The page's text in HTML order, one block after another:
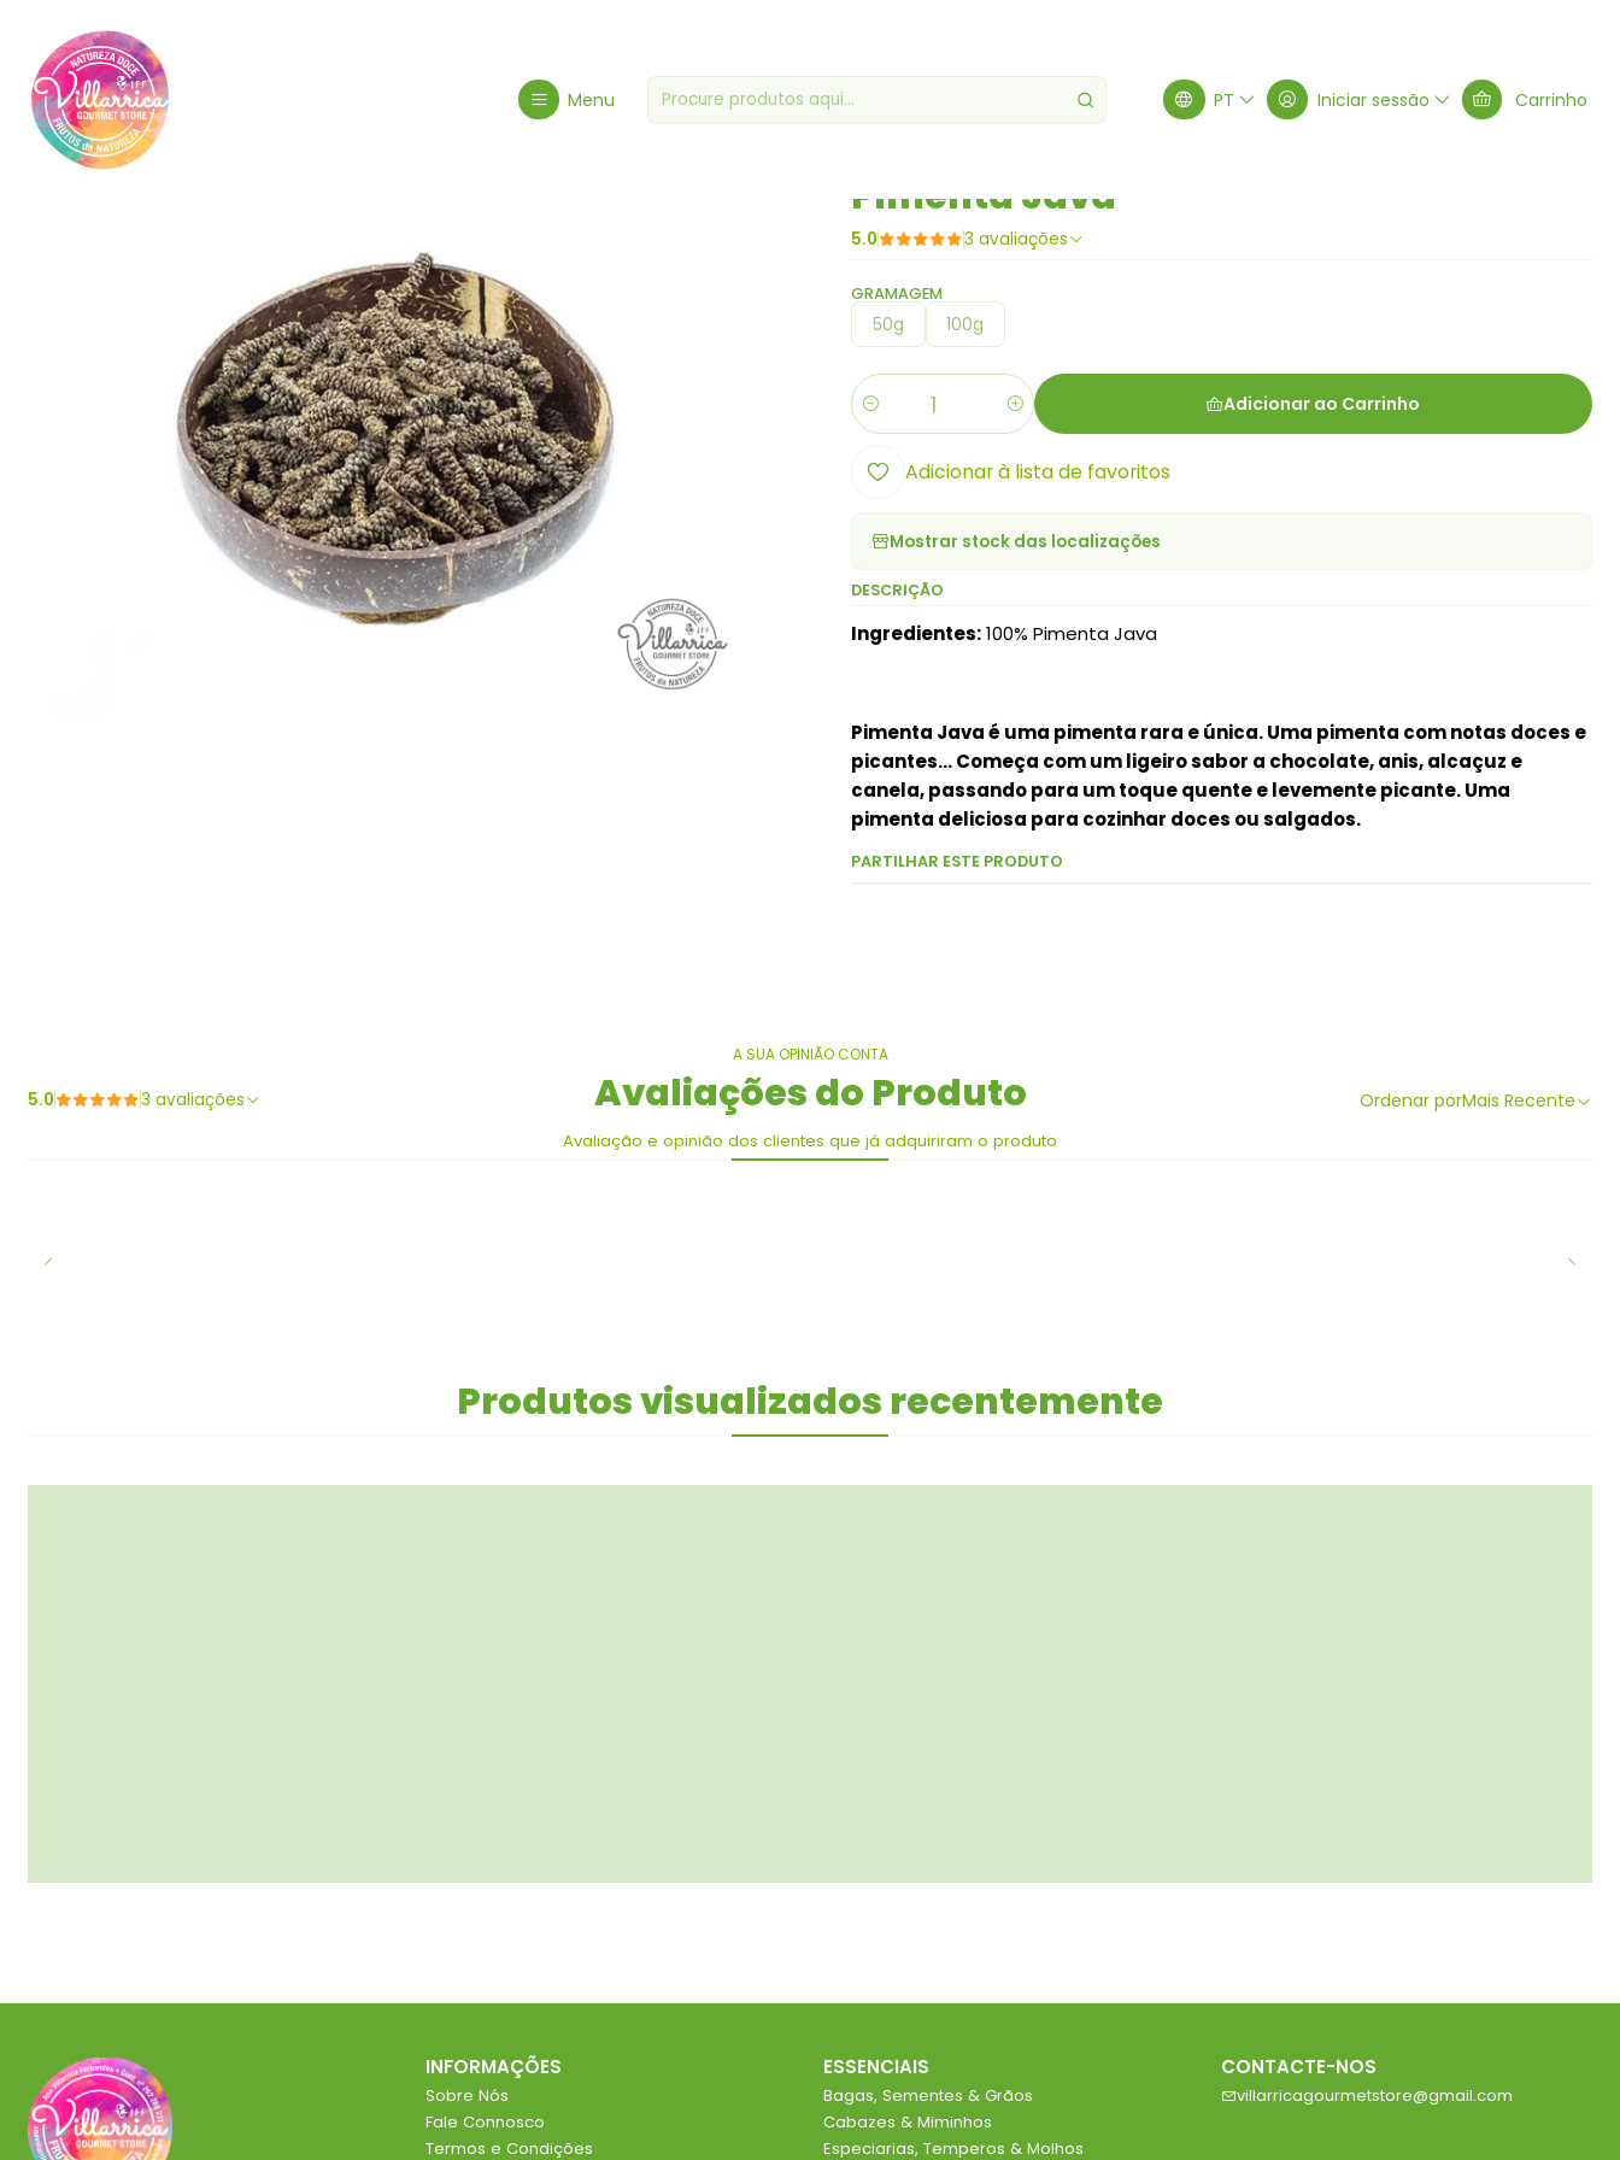
Menu PT Iniciar sessão Carrinho
Pimenta Java
5.0 3 avaliações
GRAMAGEM
50g 100g
Quantidade Adicionar ao Carrinho
Adicionar à lista de favoritos
Mostrar stock das localizações
DESCRIÇÃO
Ingredientes:100% Pimenta Java
Pimenta Java é uma pimenta rara e única. Uma pimenta com notas doces e
picantes... Começa com um ligeiro sabor a chocolate, anis, alcaçuz e
canela, passando para um toque quente e levemente picante. Uma
pimenta deliciosa para cozinhar doces ou salgados.
PARTILHAR ESTE PRODUTO
A SUA OPINIÃO CONTA
Avaliações do Produto
Avaliação e opinião dos clientes que já adquiriram o produto
5.0 3 avaliações Ordenar porMais Recente
Produtos visualizados recentemente
INFORMAÇÕES
Sobre Nós
Fale Connosco
Termos e Condições
ESSENCIAIS
Bagas, Sementes & Grãos
Cabazes & Miminhos
Especiarias, Temperos & Molhos
CONTACTE-NOS
villarricagourmetstore@gmail.com